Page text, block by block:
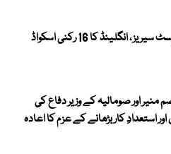
پاکستان کیخلاف ٹیسٹ سیریز ، انگلینڈ کا 16 رکنی اسکواڈ
منیر اور صومالیہ کے وزیر دفاع کی
استعدادِ کار بڑھانے کے عزم کا اعادہ